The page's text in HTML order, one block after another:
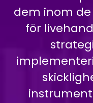
dem inom
för